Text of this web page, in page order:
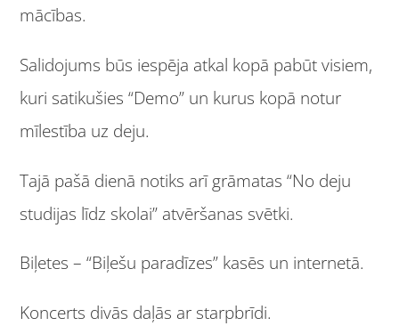
mācības.
Salidojums būs iespēja atkal kopā pabūt visiem,
kuri satikušies “Demo” un kurus kopā notur
mīlestība uz deju.
Tajā pašā dienā notiks arī grāmatas “No deju
studijas līdz skolai” atvēršanas svētki.
Biļetes – “Biļešu paradīzes” kasēs un internetā.
Koncerts divās daļās ar starpbrīdi.